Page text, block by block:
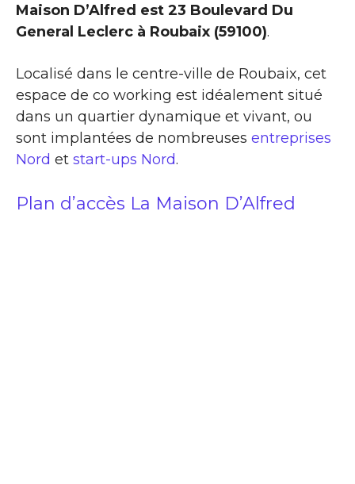
Maison D’Alfred est 23 Boulevard Du
General Leclerc à Roubaix (59100).
Localisé dans le centre-ville de Roubaix, cet
espace de co working est idéalement situé
dans un quartier dynamique et vivant, ou
sont implantées de nombreuses entreprises
Nord et start-ups Nord.
Plan d’accès La Maison D’Alfred